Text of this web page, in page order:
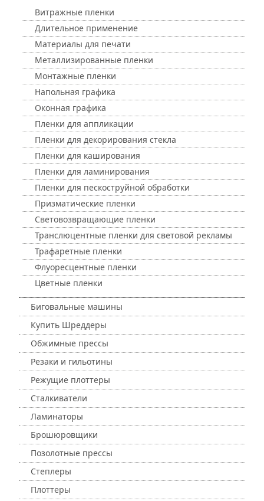
Витражные пленки
Длительное применение
Материалы для печати
Металлизированные пленки
Монтажные пленки
Напольная графика
Оконная графика
Пленки для аппликации
Пленки для декорирования стекла
Пленки для каширования
Пленки для ламинирования
Пленки для пескоструйной обработки
Призматические пленки
Световозвращающие пленки
Транслюцентные пленки для световой рекламы
Трафаретные пленки
Флуоресцентные пленки
Цветные пленки
Биговальные машины
Купить Шреддеры
Обжимные прессы
Резаки и гильотины
Режущие плоттеры
Сталкиватели
Ламинаторы
Брошюровщики
Позолотные прессы
Степлеры
Плоттеры